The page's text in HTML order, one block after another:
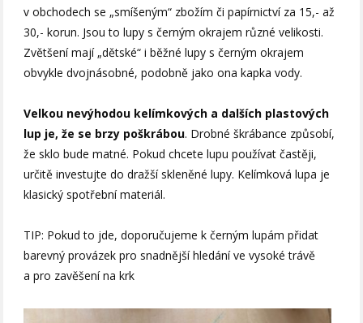
v obchodech se „smíšeným“ zbožím či papírnictví za 15,- až
30,- korun. Jsou to lupy s černým okrajem různé velikosti.
Zvětšení mají „dětské“ i běžné lupy s černým okrajem
obvykle dvojnásobné, podobně jako ona kapka vody.
Velkou nevýhodou kelímkových a dalších plastových
lup je, že se brzy poškrábou. Drobné škrábance způsobí,
že sklo bude matné. Pokud chcete lupu používat častěji,
určitě investujte do dražší skleněné lupy. Kelímková lupa je
klasický spotřební materiál.
TIP: Pokud to jde, doporučujeme k černým lupám přidat
barevný provázek pro snadnější hledání ve vysoké trávě
a pro zavěšení na krk